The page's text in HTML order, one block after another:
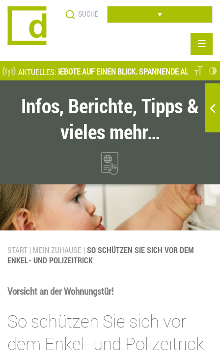
Direkt
Suche ▼
AKTUELLES:
STELLENANGEBOTE AUF EINEN BLICK. SPANNENDE
Infos, Berichte, Tipps &
vieles mehr…
START MEIN ZUHAUSE SO SCHÜTZEN SIE SICH VOR DEM
ENKEL- UND POLIZEITRICK
Vorsicht an der Wohnungstür!
So schützen Sie sich vor
dem Enkel- und Polizeitrick